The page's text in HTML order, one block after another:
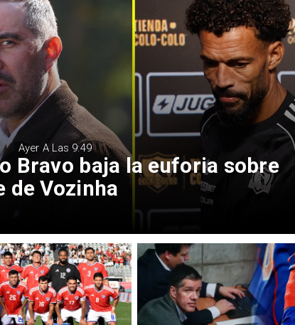
Bravo baja la euforia sobre
de Vozinha
Ayer A Las 9:49